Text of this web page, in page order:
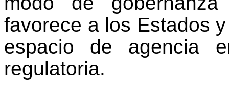
favorece a los Estados
espacio de agencia
regulatoria.